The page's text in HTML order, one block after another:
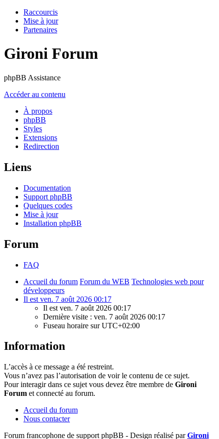
Raccourcis
Mise à jour
Partenaires
Gironi Forum
phpBB Assistance
Accéder au contenu
À propos
phpBB
Styles
Extensions
Redirection
Liens
Documentation
Support phpBB
Quelques codes
Mise à jour
Installation phpBB
Forum
FAQ
Accueil du forum Forum du WEB Technologies web pour
développeurs
Il est ven. 7 août 2026 00:17
Il est ven. 7 août 2026 00:17
Dernière visite : ven. 7 août 2026 00:17
Fuseau horaire surUTC+02:00
Information
L’accès à ce message a été restreint.
Vous n’avez pas l’autorisation de voir le contenu de ce sujet.
Pour interagir dans ce sujet vous devez être membre de Gironi
Forum et connecté au forum.
Accueil du forum
Nous contacter
Forum francophone de support phpBB - Design réalisé parGironi